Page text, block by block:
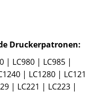
Druckerpatronen:
| LC980 | LC985 |
| LC1280 | LC121
| LC221 | LC223 |